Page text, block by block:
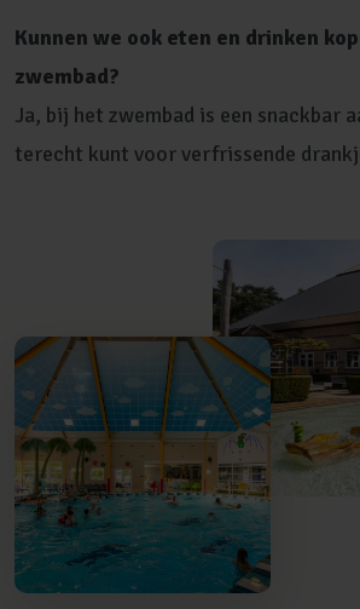
Kunnen we ook eten en drinken
zwembad?
Ja, bij het zwembad is een snackbar
terecht kunt voor verfrissende